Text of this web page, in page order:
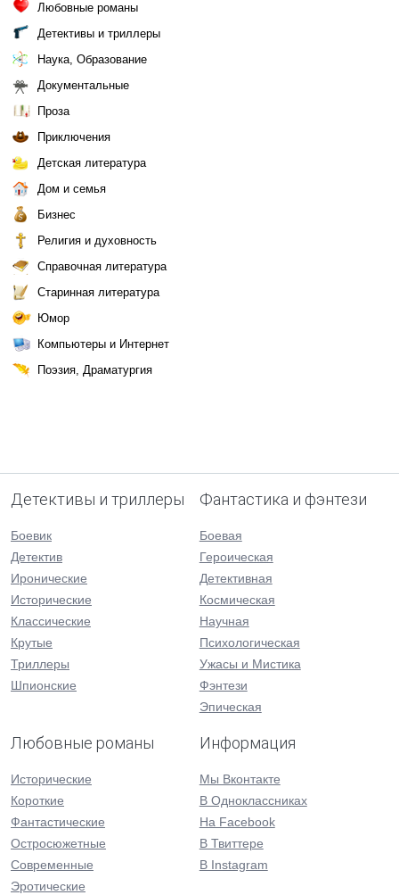
Любовные романы
Детективы и триллеры
Наука, Образование
Документальные
Проза
Приключения
Детская литература
Дом и семья
Бизнес
Религия и духовность
Справочная литература
Старинная литература
Юмор
Компьютеры и Интернет
Поэзия, Драматургия
Детективы и триллеры
Боевик
Детектив
Иронические
Исторические
Классические
Крутые
Триллеры
Шпионские
Фантастика и фэнтези
Боевая
Героическая
Детективная
Космическая
Научная
Психологическая
Ужасы и Мистика
Фэнтези
Эпическая
Любовные романы
Исторические
Короткие
Фантастические
Остросюжетные
Современные
Эротические
Информация
Мы Вконтакте
В Одноклассниках
На Facebook
В Твиттере
В Instagram